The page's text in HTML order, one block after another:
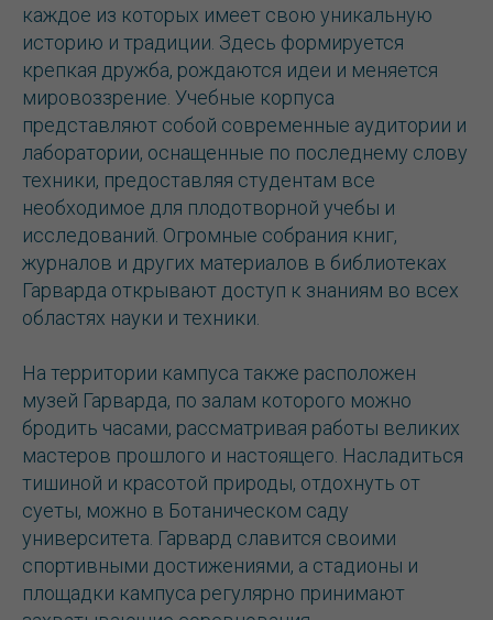
каждое из которых имеет свою уникальную
историю и традиции. Здесь формируется
крепкая дружба, рождаются идеи и меняется
мировоззрение. Учебные корпуса
представляют собой современные аудитории и
лаборатории, оснащенные по последнему слову
техники, предоставляя студентам все
необходимое для плодотворной учебы и
исследований. Огромные собрания книг,
журналов и других материалов в библиотеках
Гарварда открывают доступ к знаниям во всех
областях науки и техники.
На территории кампуса также расположен
музей Гарварда, по залам которого можно
бродить часами, рассматривая работы великих
мастеров прошлого и настоящего. Насладиться
тишиной и красотой природы, отдохнуть от
суеты, можно в Ботаническом саду
университета. Гарвард славится своими
спортивными достижениями, а стадионы и
площадки кампуса регулярно принимают